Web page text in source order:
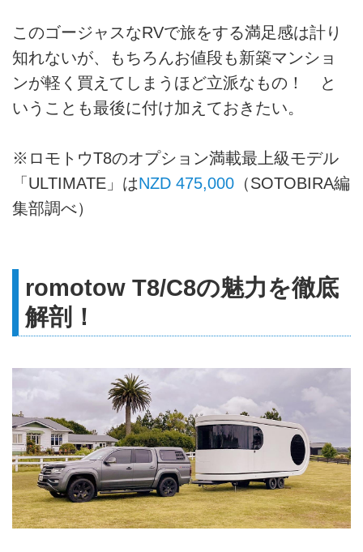
このゴージャスなRVで旅をする満足感は計り
知れないが、もちろんお値段も新築マンショ
ンが軽く買えてしまうほど立派なもの！ と
いうことも最後に付け加えておきたい。
※ロモトウT8のオプション満載最上級モデル
「ULTIMATE」はNZD 475,000 （SOTOBIRA編
集部調べ）
romotow T8/C8の魅力を徹底
解剖！